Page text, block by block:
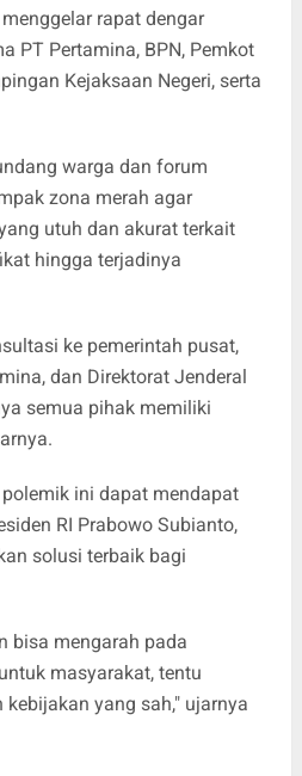
rapat dengar
PT Pertamina, BPN, Pemkot
Kejaksaan Negeri, serta
warga dan forum
zona merah agar
utuh dan akurat terkait
hingga terjadinya
ke pemerintah pusat,
dan Direktorat Jenderal
semua pihak memiliki
ini dapat mendapat
RI Prabowo Subianto,
solusi terbaik bagi
bisa mengarah pada
masyarakat, tentu
yang sah," ujarnya